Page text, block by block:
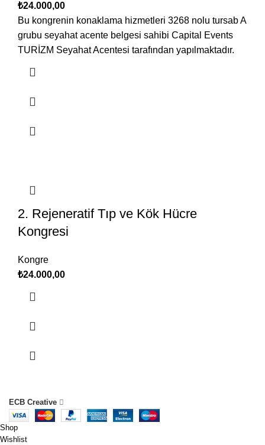
₺24.000,00
Bu kongrenin konaklama hizmetleri 3268 nolu tursab A
grubu seyahat acente belgesi sahibi Capital Events
TURİZM Seyahat Acentesi tarafından yapılmaktadır.
2. Rejeneratif Tıp ve Kök Hücre
Kongresi
Kongre
₺24.000,00
ECB Creative
Shop
Wishlist